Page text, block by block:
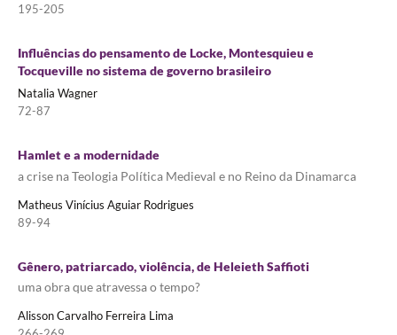
195-205
Influências do pensamento de Locke, Montesquieu e
Tocqueville no sistema de governo brasileiro
Natalia Wagner
72-87
Hamlet e a modernidade
a crise na Teologia Política Medieval e no Reino da Dinamarca
Matheus Vinícius Aguiar Rodrigues
89-94
Gênero, patriarcado, violência, de Heleieth Saffioti
uma obra que atravessa o tempo?
Alisson Carvalho Ferreira Lima